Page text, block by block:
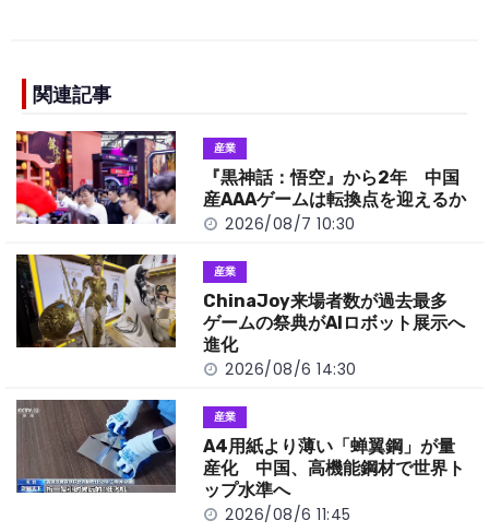
e
b
o
o
k
n
k
関連記事
産業
『黒神話：悟空』から2年 中国
産AAAゲームは転換点を迎えるか
2026/08/7 10:30
産業
ChinaJoy来場者数が過去最多
ゲームの祭典がAIロボット展示へ
進化
2026/08/6 14:30
産業
A4用紙より薄い「蝉翼鋼」が量
産化 中国、高機能鋼材で世界ト
ップ水準へ
2026/08/6 11:45